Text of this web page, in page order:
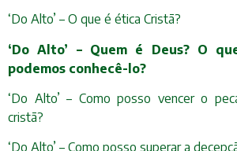
‘Do Alto’ – O que é ética Cristã?
‘Do Alto’ – Quem é Deus? O
podemos conhecê-lo?
‘Do Alto’ – Como posso vencer o
cristã?
‘Do Alto’ – Como posso superar a